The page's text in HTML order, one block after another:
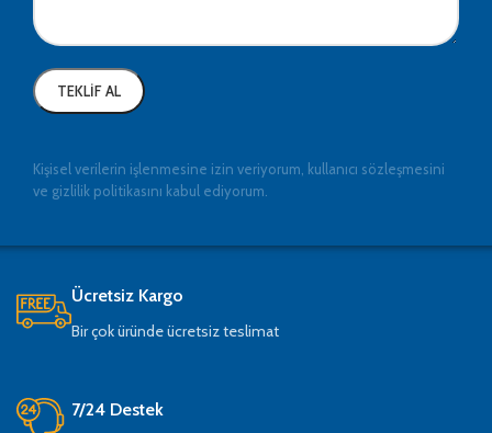
Kişisel verilerin işlenmesine izin veriyorum, kullanıcı sözleşmesini
ve gizlilik politikasını kabul ediyorum.
Ücretsiz Kargo
Bir çok üründe ücretsiz teslimat
7/24 Destek